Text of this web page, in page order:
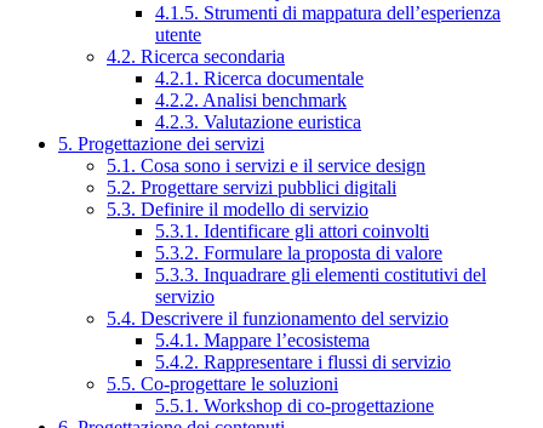
4.1.5. Strumenti di mappatura dell’esperienza
utente
4.2. Ricerca secondaria
4.2.1. Ricerca documentale
4.2.2. Analisi benchmark
4.2.3. Valutazione euristica
5. Progettazione dei servizi
5.1. Cosa sono i servizi e il service design
5.2. Progettare servizi pubblici digitali
5.3. Definire il modello di servizio
5.3.1. Identificare gli attori coinvolti
5.3.2. Formulare la proposta di valore
5.3.3. Inquadrare gli elementi costitutivi del
servizio
5.4. Descrivere il funzionamento del servizio
5.4.1. Mappare l’ecosistema
5.4.2. Rappresentare i flussi di servizio
5.5. Co-progettare le soluzioni
5.5.1. Workshop di co-progettazione